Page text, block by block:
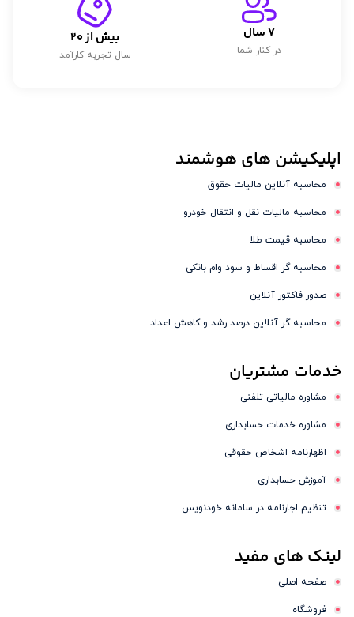
در کنار شما
7
سال تجربه کارآمد
بیش از 20
اپلیکیشن های هوشمند
محاسبه آنلاین مالیات حقوق
محاسبه مالیات نقل و انتقال خودرو
محاسبه قیمت طلا
محاسبه گر اقساط و سود وام بانکی
صدور فاکتور آنلاین
محاسبه گر آنلاین درصد رشد و کاهش اعداد
خدمات مشتریان
مشاوره مالیاتی تلفنی
مشاوره خدمات حسابداری
اظهارنامه اشخاص حقوقی
آموزش حسابداری
تنظیم اجارنامه در سامانه خودنویس
لینک های مفید
صفحه اصلی
فروشگاه